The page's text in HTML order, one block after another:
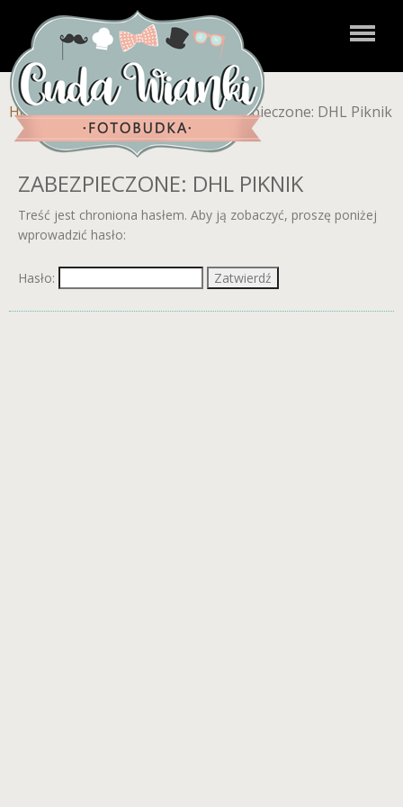
Home»Zdjęcia dla klientów»Zabezpieczone: DHL Piknik
ZABEZPIECZONE: DHL PIKNIK
Treść jest chroniona hasłem. Aby ją zobaczyć, proszę poniżej
wprowadzić hasło:
Hasło: